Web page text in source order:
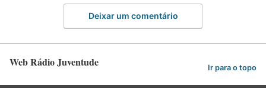
Deixar um comentário
Web Rádio Juventude Ir para o topo